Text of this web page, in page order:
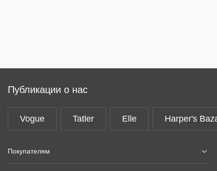
Публикации о нас
Vogue Tatler Elle Harper's
Покупателям